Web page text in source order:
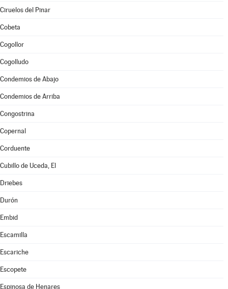
Ciruelos del Pinar
Cobeta
Cogollor
Cogolludo
Condemios de Abajo
Condemios de Arriba
Congostrina
Copernal
Corduente
Cubillo de Uceda, El
Driebes
Durón
Embid
Escamilla
Escariche
Escopete
Espinosa de Henares